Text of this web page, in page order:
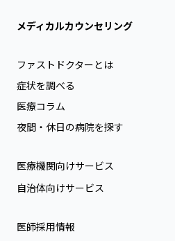
メディカルカウンセリング
ファストドクターとは
症状を調べる
医療コラム
夜間・休日の病院を探す
医療機関向けサービス
自治体向けサービス
医師採用情報